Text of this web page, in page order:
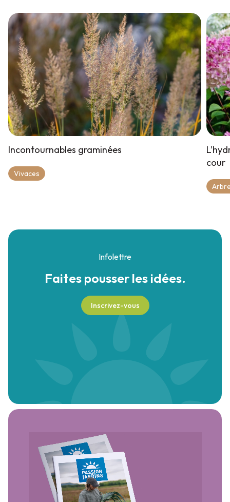
Incontournables graminées
Vivaces
cour
Infolettre
Faites pousserles idées.
Inscrivez-vous